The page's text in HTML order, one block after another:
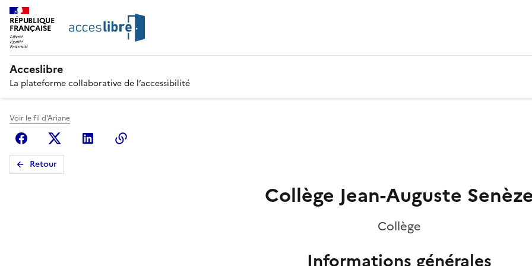
RÉPUBLIQUE
FRANÇAISE
Acceslibre
La plateforme collaborative de l’accessibilité
Voir le fil d'Ariane
FacebookX (anciennement Twitter)
Linkedin
Retour
Collège Jean-Auguste
Collège
Informations générales